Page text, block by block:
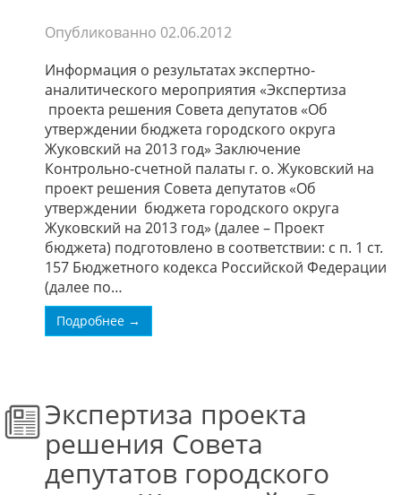
Опубликованно 02.06.2012
Информация о результатах экспертно-
аналитического мероприятия «Экспертиза
проекта решения Совета депутатов «Об
утверждении бюджета городского округа
Жуковский на 2013 год» Заключение
Контрольно-счетной палаты г. о. Жуковский на
проект решения Совета депутатов «Об
утверждении бюджета городского округа
Жуковский на 2013 год» (далее – Проект
бюджета) подготовлено в соответствии: с п. 1 ст.
157 Бюджетного кодекса Российской Федерации
(далее по…
Подробнее →
Экспертиза проекта
решения Совета
депутатов городского